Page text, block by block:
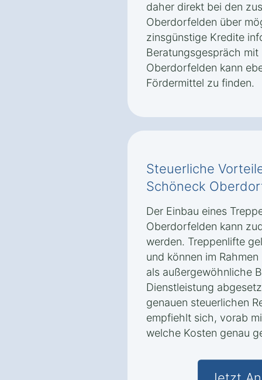
daher direkt bei den
Oberdorfelden über
zinsgünstige Kredite
Beratungsgespräch
Oberdorfelden kann
Fördermittel zu finden.
Steuerliche
Schöneck
Der Einbau eines
Oberdorfelden kann
werden. Treppenlifte
und können im
als außergewöhnliche
Dienstleistung
genauen steuerlichen
empfiehlt sich, vorab
welche Kosten genau